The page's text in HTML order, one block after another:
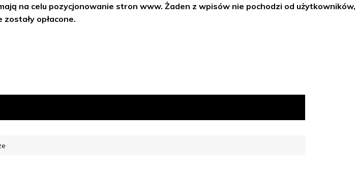
na celu pozycjonowanie stron www. Żaden z wpisów nie pochodzi od użytkowników,
opłacone.